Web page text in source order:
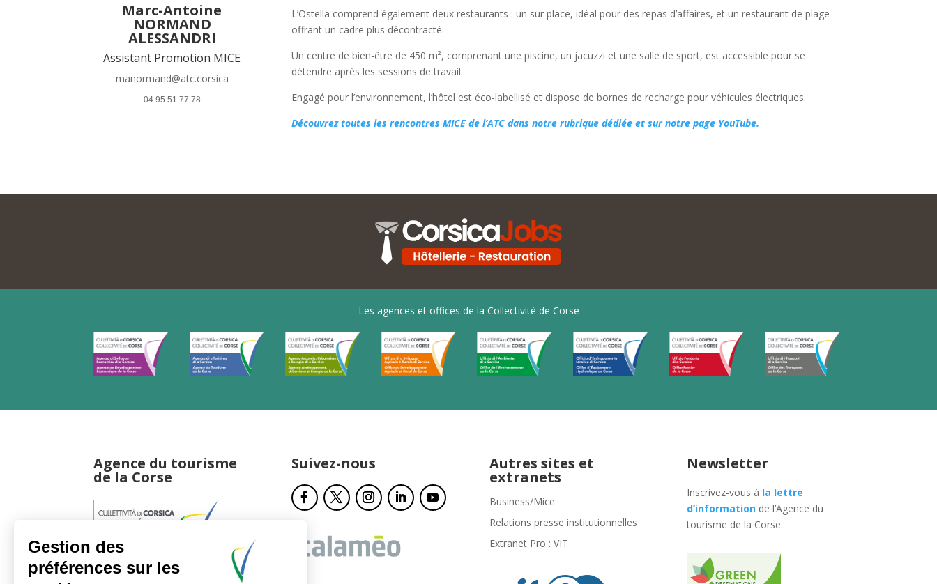
Marc-Antoine
NORMAND
ALESSANDRI
Assistant Promotion MICE
manormand@atc.corsica
04.95.51.77.78
L’Ostella comprend également deux restaurants : un sur place, idéal pour des repas d’affaires, et un restaurant de plage
offrant un cadre plus décontracté.
Un centre de bien-être de 450 m², comprenant une piscine, un jacuzzi et une salle de sport, est accessible pour se
détendre après les sessions de travail.
Engagé pour l’environnement, l’hôtel est éco-labellisé et dispose de bornes de recharge pour véhicules électriques.
Découvrez toutes les rencontres MICE de l’ATC dans notre rubrique dédiée et sur notre page YouTube.
Les agences et offices de la Collectivité de Corse
Agence du tourisme
de la Corse
Suivez-nous Autres sites et
extranets
Business/Mice
Relations presse institutionnelles
Extranet Pro : VIT
Newsletter
Inscrivez-vous à la lettre
d’information de l’Agence du
tourisme de la Corse..